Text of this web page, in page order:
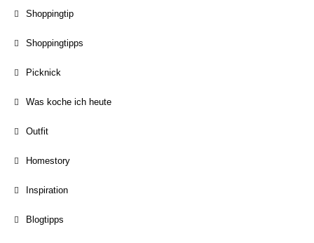
Shoppingtip
Shoppingtipps
Picknick
Was koche ich heute
Outfit
Homestory
Inspiration
Blogtipps